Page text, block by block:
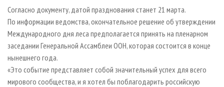
ПРОИЗВОДСТВО ДРЕВЕСНЫХ ПЛИТ
ДЕРЕВЯННОЕ ДОМОСТРОЕНИЕ
ПРОИЗВОДСТВО МЕБЕЛИ
БИОЭНЕРГЕТИКА
ЦБП
МОБИЛЬНЫЕ ВЫСТАВКИ
ОФИЦИАЛЬНЫЕ ДЕЛЕГАЦИИ
ПРИОРИТЕТНЫЕ ИНВЕСТПРОЕКТЫ
RUSSIAN FORESTRY REVIEW
ГАЗЕТА ЛЕСПРОМФОРУМ
РЕКЛАМА НА САЙТЕ
Согласно документу, датой празднования станет 21 марта.
По информации ведомства, окончательное решение об утверждении
Международного дня леса предполагается принять на пленарном
заседании Генеральной Ассамблеи ООН, которая состоится в конце
нынешнего года.
«Это событие представляет собой значительный успех для всего
мирового сообщества, и я хотел бы поблагодарить российскую